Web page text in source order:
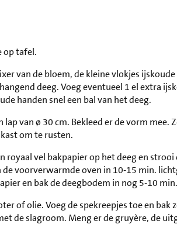
op tafel.
van de bloem, de kleine vlokjes
deeg. Voeg eventueel 1 el extra
handen snel een bal van het deeg.
van ø 30 cm. Bekleed er de vorm mee.
om te rusten.
royaal vel bakpapier op het deeg en strooi
voorverwarmde oven in 10-15 min.
en bak de deegbodem in nog 5-10
of olie. Voeg de spekreepjes toe en bak
de slagroom. Meng er de gruyère, de